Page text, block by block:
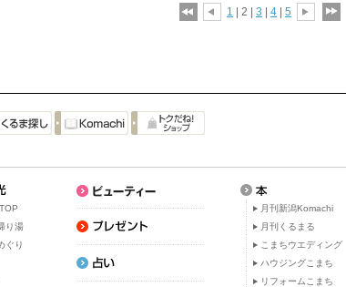
1 | 2 | 3 4 5
り湯
ぐり
月刊新潟Komachi
月刊くるまる
こまちウエディング
ハウジングこまち
リフォームこまち